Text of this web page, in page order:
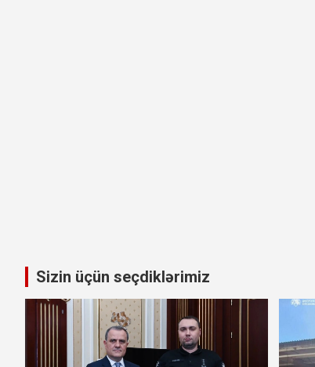
Sizin üçün seçdiklərimiz